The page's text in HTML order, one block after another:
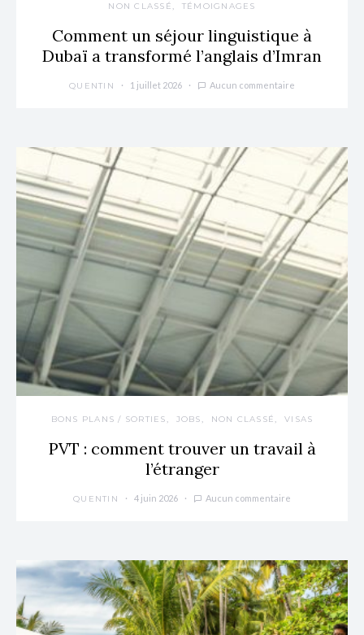
NON CLASSÉ TÉMOIGNAGES
Comment un séjour linguistique à
Dubaï a transformé l’anglais d’Imran
QUENTIN 1 juillet 2026 Aucun commentaire
BONS PLANS / SORTIES JOBS NON CLASSÉ VISAS
PVT : comment trouver un travail à
l’étranger
QUENTIN 4 juin 2026 Aucun commentaire